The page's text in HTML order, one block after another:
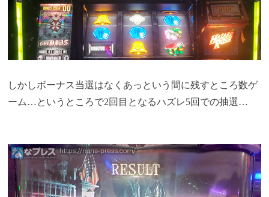
しかしボーナス当選はなくあっという間に残すところ数ゲ
ーム…というところで2回目となるハズレ5回での抽選…